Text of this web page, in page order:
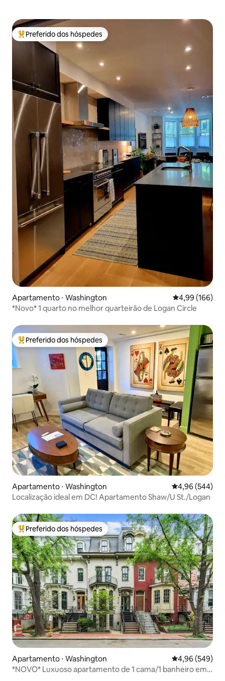
Entre os melhores preferidos dos hóspedes
Preferido dos hóspedes
Apartamento ⋅ Washington 4,99 de uma
4,99 (166)
*Novo* 1 quarto no melhor quarteirão de Logan Circle
Entre os melhores preferidos dos hóspedes
Preferido dos hóspedes
Apartamento ⋅ Washington 4,96 de uma
4,96 (544)
Localização ideal em DC! Apartamento Shaw/U St./Logan
Entre os melhores preferidos dos hóspedes
Preferido dos hóspedes
Apartamento ⋅ Washington 4,96 de uma
4,96 (549)
*NOVO* Luxuoso apartamento de 1 cama/1 banheiro em